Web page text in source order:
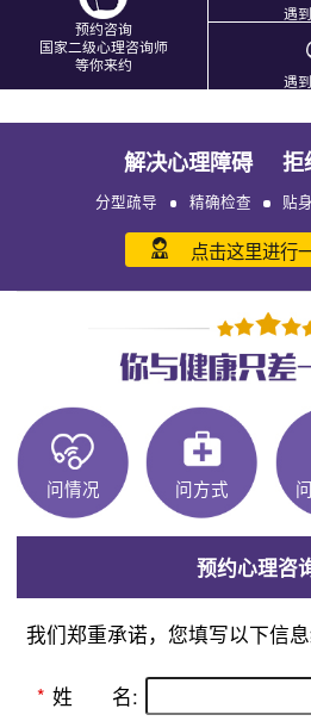
预约咨询
国家二级心理咨询师
等你来约
遇
遇
解决心理障碍 拒
分型疏导 精确检查 贴
点击这里进行
问情况 问方式
预约心理咨
我们郑重承诺，您填写以下信息
* 姓 名: